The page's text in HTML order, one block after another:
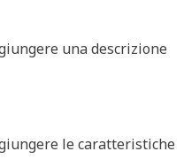
una descrizione
le caratteristiche